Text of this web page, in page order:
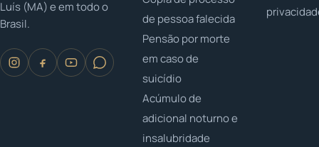
Luís (MA) e em todo o
Brasil.
de pessoa falecida
Pensão por morte
em caso de
suicídio
Acúmulo de
adicional noturno e
insalubridade